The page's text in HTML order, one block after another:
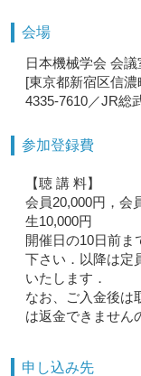
会場
日本機械学会 会
[東京都新宿区信
4335-7610／JR総
参加登録費
【聴 講 料】
会員20,000円，会
生10,000円
開催日の10日前ま
下さい．以降は定
いたします．
なお、ご入金後は
は返金できません
申し込み先